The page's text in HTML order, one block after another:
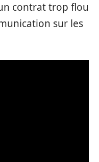
contrat trop flou
sur les